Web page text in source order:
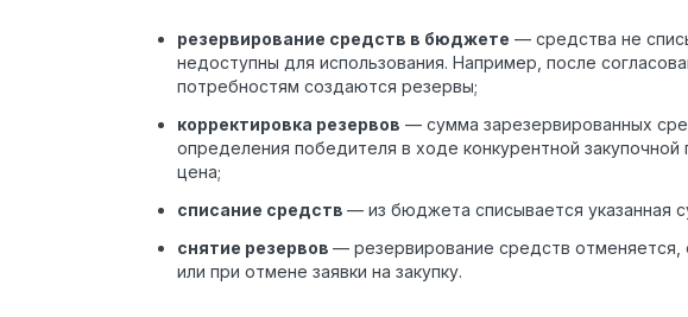
резервирование средств в бюджете — средства не
недоступны для использования. Например, после
потребностям создаются резервы;
корректировка резервов — сумма зарезервированных
определения победителя в ходе конкурентной
цена;
списание средств — из бюджета списывается указанная
снятие резервов — резервирование средств отменяется,
или при отмене заявки на закупку.